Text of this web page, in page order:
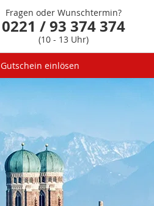
Fragen oder Wunschtermin?
0221 / 93 374 374
(10 - 13 Uhr)
Gutschein einlösen